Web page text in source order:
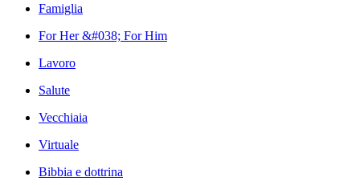
Famiglia
For Her &#038; For Him
Lavoro
Salute
Vecchiaia
Virtuale
Bibbia e dottrina